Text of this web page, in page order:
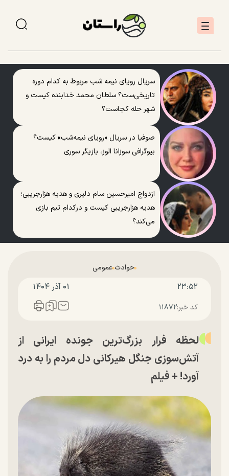
سریال رویای نیمه شب مربوط به کدام دوره
تاریخی‌ست؟ سلطان محمد خدابنده کیست و
شهر حله کجاست؟
صوفیا در سریال «رویای نیمه‌شب» کیست؟
بیوگرافی سوزانا الوز، بازیگر سوری
ازدواج امیرحسین سام دلیری و هدیه هزارجریبی؛
هدیه هزارجریبی کیست و درکدام تیم بازی
می‌کند؟
حوادث عمومی
۲۳:۵۲ ۰۱ آذر ۱۴۰۴
کد خبر:۱۱۸۷۲
لحظه فرار بزرگ‌ترین جونده ایرانی از
آتش‌سوزی جنگل هیرکانی دل مردم را به درد
آورد! + فیلم